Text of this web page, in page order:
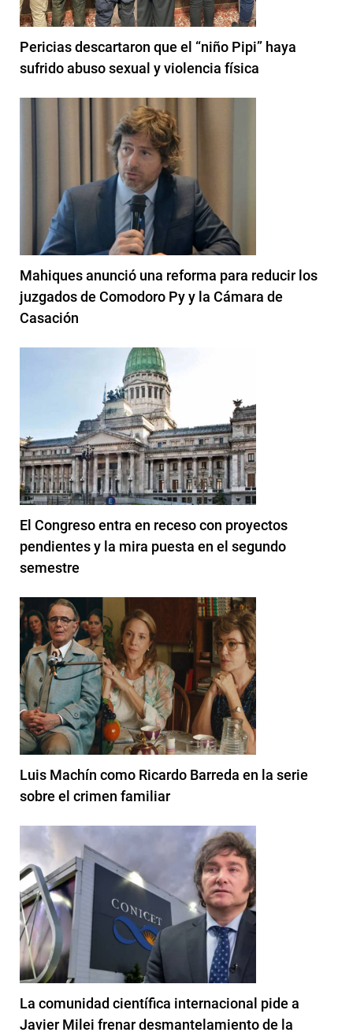
Pericias descartaron que el “niño Pipi” haya
sufrido abuso sexual y violencia física
Mahiques anunció una reforma para reducir los
juzgados de Comodoro Py y la Cámara de
Casación
El Congreso entra en receso con proyectos
pendientes y la mira puesta en el segundo
semestre
Luis Machín como Ricardo Barreda en la serie
sobre el crimen familiar
La comunidad científica internacional pide a
Javier Milei frenar desmantelamiento de la